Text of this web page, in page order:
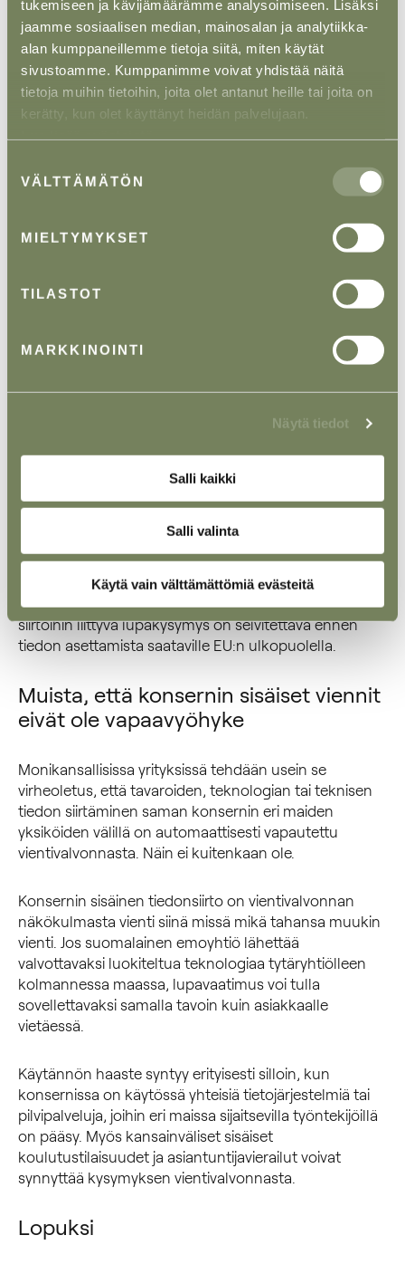
tukemiseen ja kävijämäärämme analysoimiseen. Lisäksi
jaamme sosiaalisen median, mainosalan ja analytiikka-
alan kumppaneillemme tietoja siitä, miten käytät
sivustoamme. Kumppanimme voivat yhdistää näitä
tietoja muihin tietoihin, joita olet antanut heille tai joita on
kerätty, kun olet käyttänyt heidän palvelujaan.
valinta
VÄLTTÄMÄTÖN
MIELTYMYKSET
TILASTOT
MARKKINOINTI
Näytä tiedot
Salli kaikki
Salli valinta
Käytä vain välttämättömiä evästeitä
3. Olethan luokitellut myös
aineettomat viennit?
Vientivalvonta ei koske ainoastaan fyysisten
tavaroiden lähettämistä ulkomaille. Vientivalvonta
osaamisen siirtämiseen sähköisin tai muuten kuin
Käytännössä tämä tarkoittaa, että esimerkiksi
lähettäminen sähköpostitse EU:n ulkopuolella
olevalle asiakkaalle tai yhteistyökumppanille
koulutuksen tai teknisen tuen tarjoaminen EU:n
ulkopuolella olevalle henkilölle, myös etäyhteydellä.
lähes huomaamatta ja myös ensimmäisen myynnin
jälkeisissä huoltovelvollisuuksien tai
varaosatoimitusten yhteyksissä. Siksi yrityksillä tulisi
olla selkeät sisäiset ohjeet siitä, miten aineettomiin
siirtoihin liittyvä lupakysymys on selvitettävä ennen
tiedon asettamista saataville EU:n ulkopuolella.
Muista, että konsernin sisäiset viennit
eivät ole vapaavyöhyke
Monikansallisissa yrityksissä tehdään usein se
virheoletus, että tavaroiden, teknologian tai teknisen
tiedon siirtäminen saman konsernin eri maiden
yksiköiden välillä on automaattisesti vapautettu
vientivalvonnasta. Näin ei kuitenkaan ole.
Konsernin sisäinen tiedonsiirto on vientivalvonnan
näkökulmasta vienti siinä missä mikä tahansa muukin
vienti. Jos suomalainen emoyhtiö lähettää
valvottavaksi luokiteltua teknologiaa tytäryhtiölleen
kolmannessa maassa, lupavaatimus voi tulla
sovellettavaksi samalla tavoin kuin asiakkaalle
vietäessä.
Käytännön haaste syntyy erityisesti silloin, kun
konsernissa on käytössä yhteisiä tietojärjestelmiä tai
pilvipalveluja, joihin eri maissa sijaitsevilla työntekijöillä
on pääsy. Myös kansainväliset sisäiset
koulutustilaisuudet ja asiantuntijavierailut voivat
synnyttää kysymyksen vientivalvonnasta.
Lopuksi